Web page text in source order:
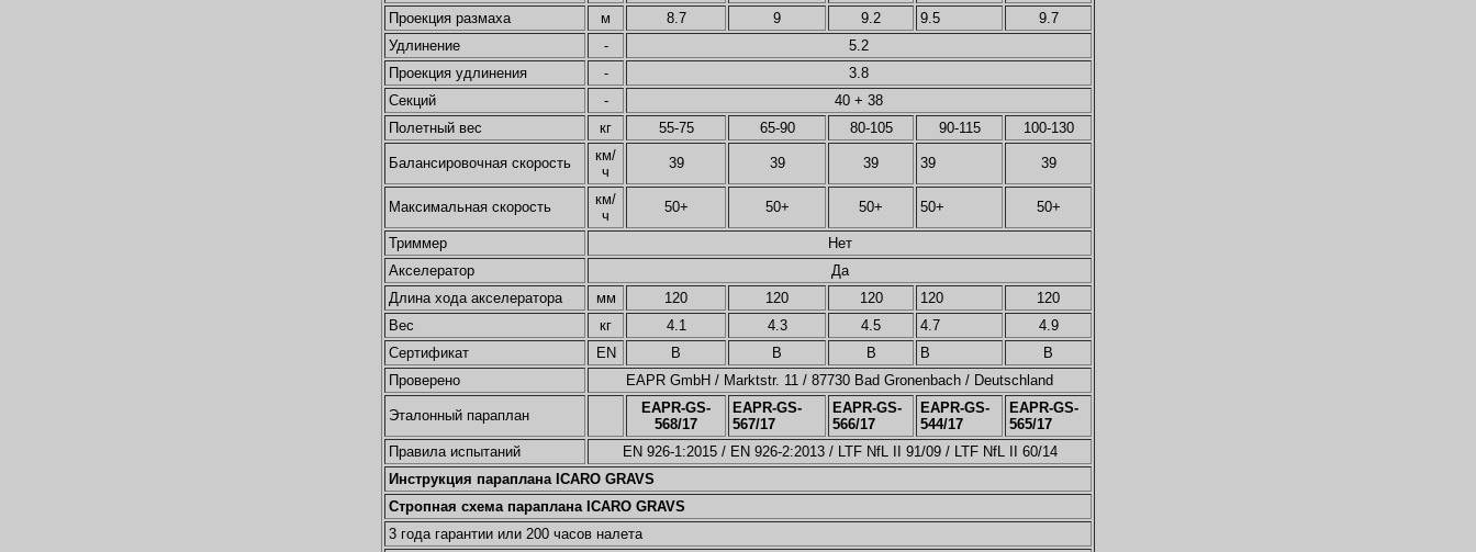
Проекция размаха
м 8.7 9 9.2 9.5
9.7
Удлинение
-
5.2
Проекция удлинения
-
3.8
Секций
-
40 + 38
Полетный вес
кг 55-75 65-90 80-105 90-115 100-130
Балансировочная скорость
км/
ч
39 39 39 39 39
Максимальная скорость
км/
ч
50+ 50+ 50+ 50+ 50+
Триммер
Нет
Акселератор
Да
Длина хода акселератора
мм 120 120 120 120
120
Вес
кг 4.1 4.3 4.5 4.7
4.9
Сертификат
EN B B B B
B
Проверено
EAPR GmbH / Marktstr. 11 / 87730 Bad Gronenbach / Deutschland
Эталонный параплан
EAPR-GS-
568/17
EAPR-GS-
567/17
EAPR-GS-
566/17
EAPR-GS-
544/17
EAPR-GS-
565/17
Правила испытаний
EN 926-1:2015 / EN 926-2:2013 / LTF NfL II 91/09 / LTF NfL II 60/14
Инструкция параплана ICARO GRAVS
Стропная схема параплана ICARO GRAVS
3 года гарантии или 200 часов налета